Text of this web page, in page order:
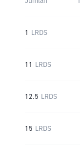
1 LRDS
11 LRDS
12.5 LRDS
15 LRDS